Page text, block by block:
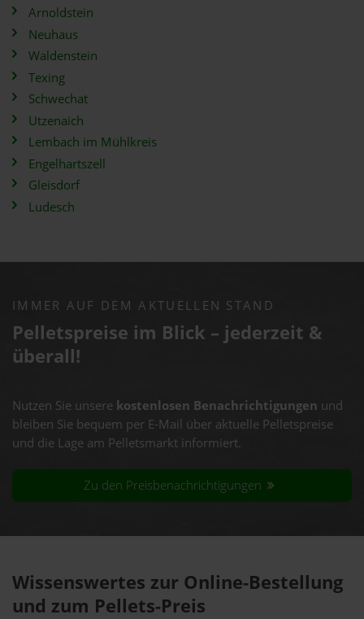
Arnoldstein
Neuhaus
Waldenstein
Texing
Schwechat
Utzenaich
Lembach im Mühlkreis
Engelhartszell
Gleisdorf
Ludesch
IMMER AUF DEM AKTUELLEN STAND
Pelletspreise im Blick – jederzeit &
überall!
Nutzen Sie unsere kostenlosen Benachrichtigungen und
bleiben Sie bequem per E-Mail über aktuelle Pelletspreise
und die Lage am Pelletsmarkt informiert.
Zu den Preisbenachrichtigungen
Wissenswertes zur Online-Bestellung
und zum Pellets-Preis